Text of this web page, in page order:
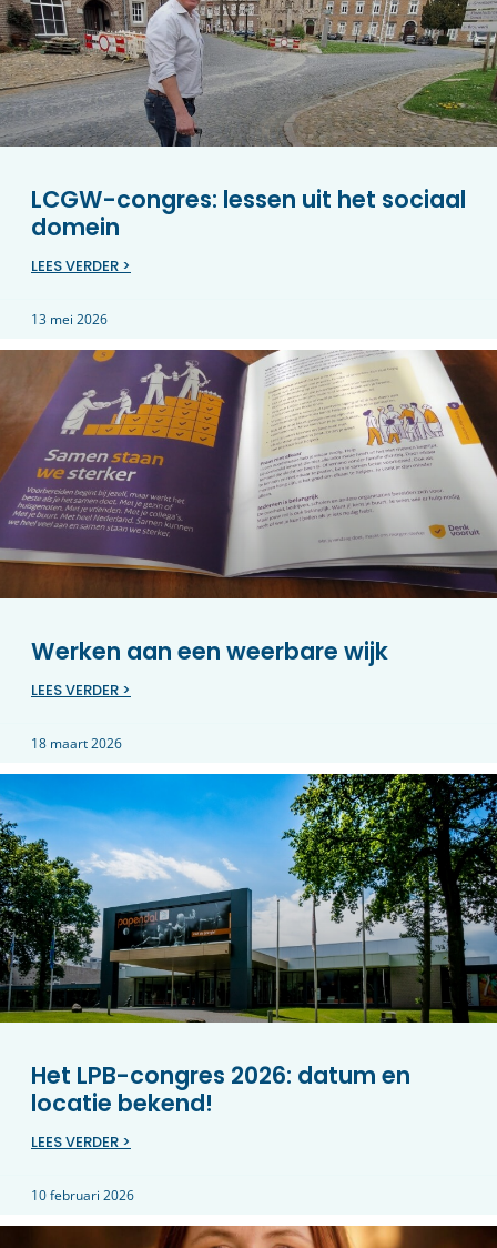
LCGW-congres: lessen uit het sociaal
domein
LEES VERDER >
13 mei 2026
Werken aan een weerbare wijk
LEES VERDER >
18 maart 2026
Het LPB-congres 2026: datum en
locatie bekend!
LEES VERDER >
10 februari 2026